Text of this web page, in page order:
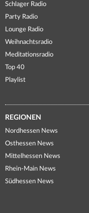
Schlager Radio
Party Radio
Lounge Radio
Weihnachtsradio
Meditationsradio
Top 40
Playlist
REGIONEN
Nordhessen News
Osthessen News
Mittelhessen News
Rhein-Main News
Südhessen News